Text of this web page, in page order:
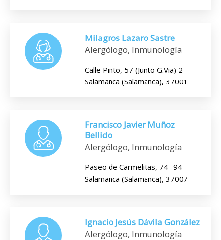
Milagros Lazaro Sastre
Alergólogo, Inmunología
Calle Pinto, 57 (Junto G.Via) 2
Salamanca (Salamanca), 37001
Francisco Javier Muñoz
Bellido
Alergólogo, Inmunología
Paseo de Carmelitas, 74 -94
Salamanca (Salamanca), 37007
Ignacio Jesús Dávila González
Alergólogo, Inmunología